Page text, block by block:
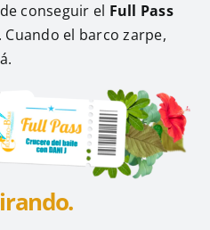
conseguir el Full Pass
el barco zarpe,